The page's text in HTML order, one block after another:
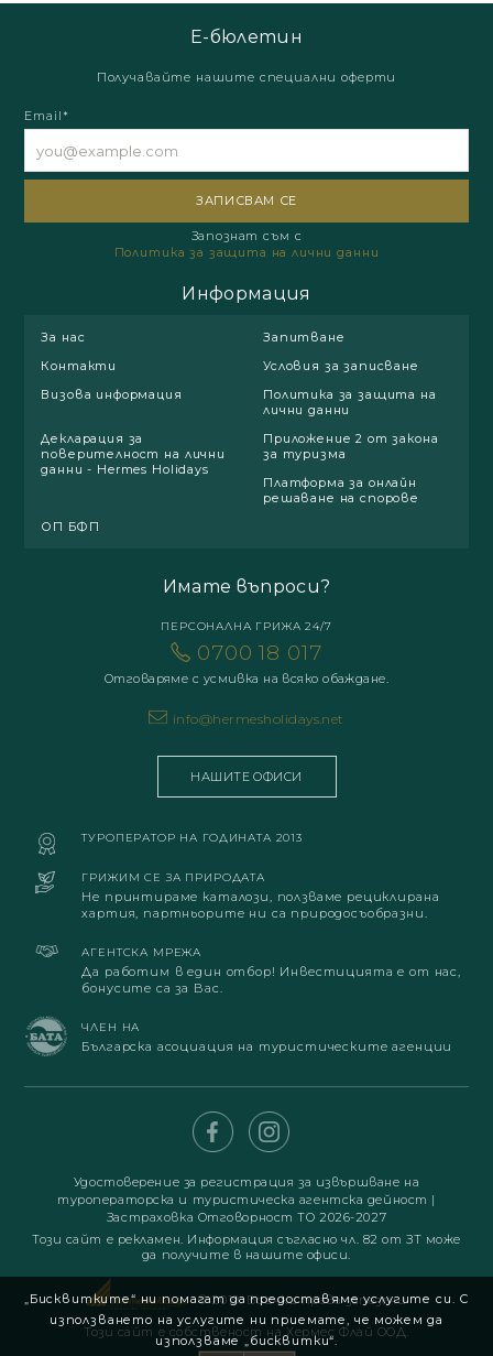
Е-бюлетин
Получавайте нашите специални оферти
Email*
Запознат съм с
Политика за защита на лични данни
Информация
За нас
Запитване
Контакти
Условия за записване
Визова информация
Политика за защита на
лични данни
Декларация за
поверителност на лични
данни - Hermes Holidays
Приложение 2 от закона
за туризма
Платформа за онлайн
решаване на спорове
ОП БФП
Имате въпроси?
ПЕРСОНАЛНА ГРИЖА 24/7
0700 18 017
Отговаряме с усмивка на всяко обаждане.
info@hermesholidays.net
НАШИТЕ ОФИСИ
ТУРОПЕРАТОР НА ГОДИНАТА 2013
ГРИЖИМ СЕ ЗА ПРИРОДАТА
Не принтираме каталози, ползваме рециклирана
хартия, партньорите ни са природосъобразни.
АГЕНТСКА МРЕЖА
Да работим в един отбор! Инвестицията е от нас,
бонусите са за Вас.
ЧЛЕН НА
Българска асоциация на туристическите агенции
Удостоверение за регистрация за извършване на
туроператорска и туристическа агентска дейност |
Застраховка Отговорност ТО 2026-2027
Този сайт е рекламен. Информация съгласно чл. 82 от ЗТ може
да получите в нашите офиси.
© 2019. Всички права запазени
Този сайт е собственост на Хермес Флай ООД.
„Бисквитките“ ни помагат да предоставяме услугите си. С
използването на услугите ни приемате, че можем да
използваме „бисквитки“.